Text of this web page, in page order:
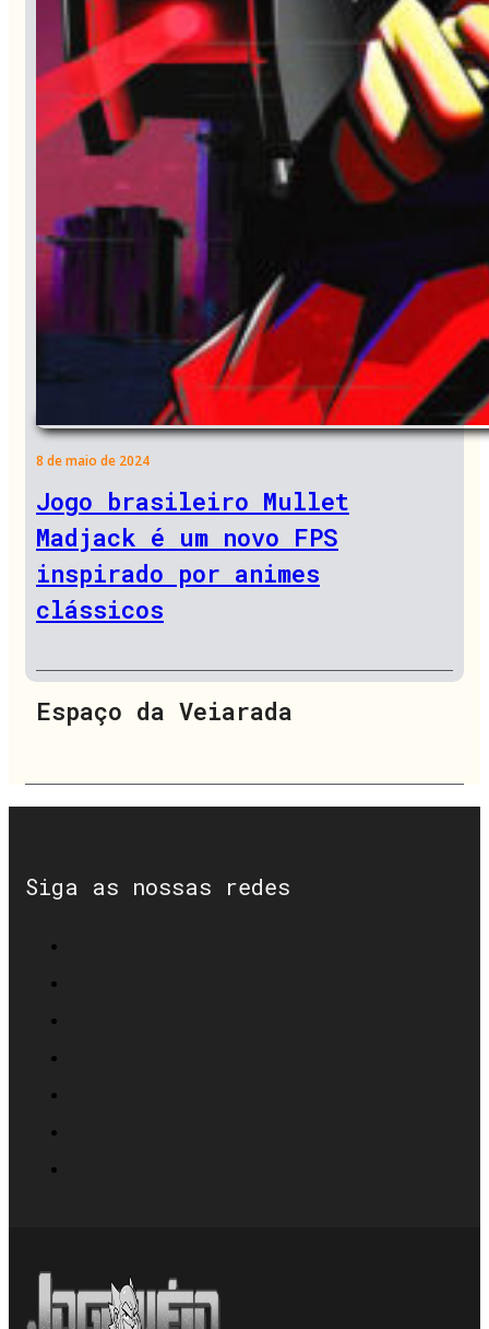
8 de maio de 2024
Jogo brasileiro Mullet
Madjack é um novo FPS
inspirado por animes
clássicos
Espaço da Veiarada
Siga as nossas redes